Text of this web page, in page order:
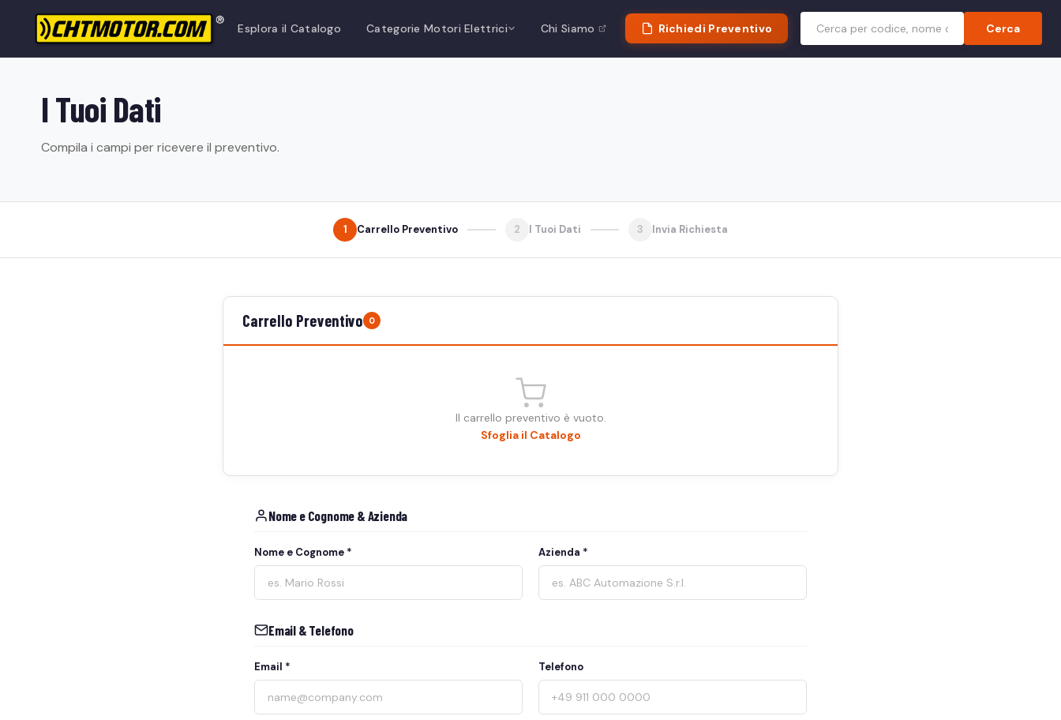
Esplora il Catalogo Categorie Motori Elettrici Chi Siamo Richiedi Preventivo Cerca
I Tuoi Dati
Compila i campi per ricevere il preventivo.
1 Carrello Preventivo 2 I Tuoi Dati 3 Invia Richiesta
Carrello Preventivo 0
Il carrello preventivo è vuoto.
Sfoglia il Catalogo
Nome e Cognome & Azienda
Nome e Cognome * Azienda *
Email & Telefono
Email * Telefono